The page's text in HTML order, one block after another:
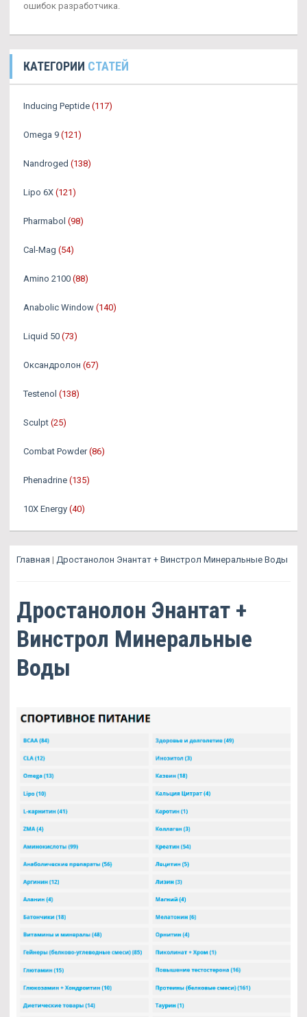
ошибок разработчика.
КАТЕГОРИИ СТАТЕЙ
Inducing Peptide (117)
Omega 9 (121)
Nandroged (138)
Lipo 6X (121)
Pharmabol (98)
Cal-Mag (54)
Amino 2100 (88)
Anabolic Window (140)
Liquid 50 (73)
Оксандролон (67)
Testenol (138)
Sculpt (25)
Combat Powder (86)
Phenadrine (135)
10X Energy (40)
Главная | Дростанолон Энантат + Винстрол Минеральные Воды
Дростанолон Энантат +
Винстрол Минеральные
Воды